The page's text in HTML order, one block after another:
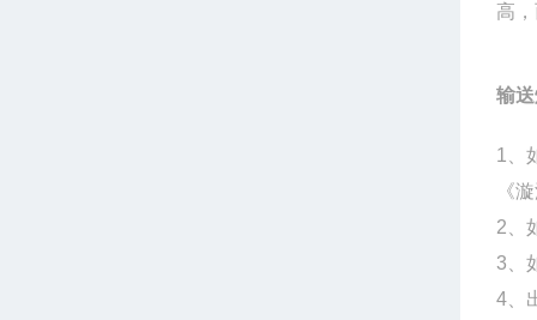
高
输
1、
《
2、
3、
4、